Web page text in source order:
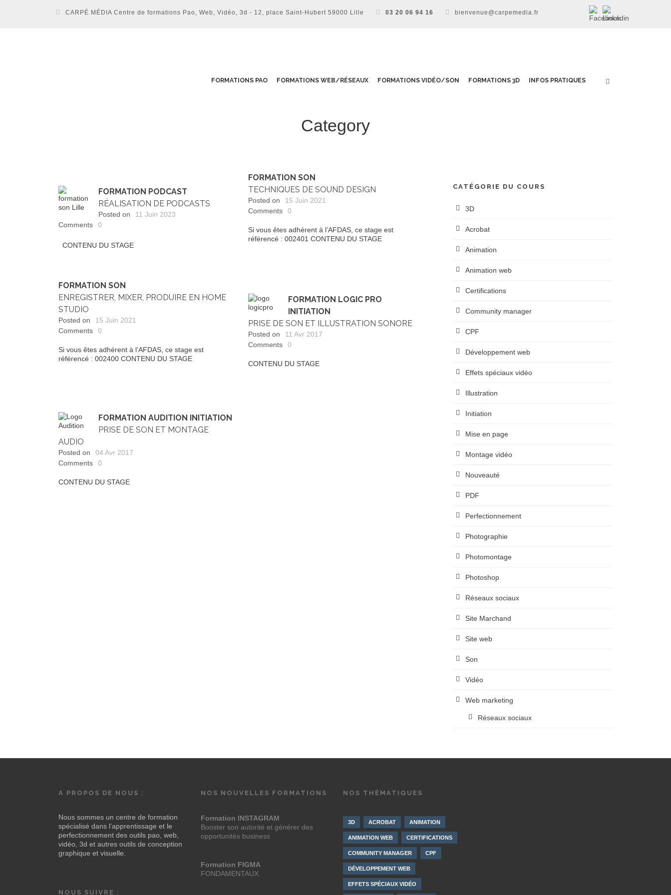
CARPÉ MÉDIA Centre de formations Pao, Web, Vidéo, 3d - 12, place Saint-Hubert 59000 Lille 03 20 06 94 16 bienvenue@carpemedia.fr
FORMATIONS PAO FORMATIONS WEB/RÉSEAUX FORMATIONS VIDÉO/SON FORMATIONS 3D INFOS PRATIQUES
Category
FORMATION PODCAST
RÉALISATION DE PODCASTS
Posted on
11 Juin 2023
Comments
0
CONTENU DU STAGE
FORMATION SON
TECHNIQUES DE SOUND DESIGN
Posted on
15 Juin 2021
Comments
0
Si vous êtes adhérent à l’AFDAS, ce stage est
référencé : 002401 CONTENU DU STAGE
FORMATION SON
ENREGISTRER, MIXER, PRODUIRE EN HOME
STUDIO
Posted on
15 Juin 2021
Comments
0
Si vous êtes adhérent à l’AFDAS, ce stage est
référencé : 002400 CONTENU DU STAGE
FORMATION LOGIC PRO
INITIATION
PRISE DE SON ET ILLUSTRATION SONORE
Posted on
11 Avr 2017
Comments
0
CONTENU DU STAGE
FORMATION AUDITION INITIATION
PRISE DE SON ET MONTAGE
AUDIO
Posted on
04 Avr 2017
Comments
0
CONTENU DU STAGE
CATÉGORIE DU COURS
3D
Acrobat
Animation
Animation web
Certifications
Community manager
CPF
Développement web
Effets spéciaux vidéo
Illustration
Initiation
Mise en page
Montage vidéo
Nouveauté
PDF
Perfectionnement
Photographie
Photomontage
Photoshop
Réseaux sociaux
Site Marchand
Site web
Son
Vidéo
Web marketing
Réseaux sociaux
A PROPOS DE NOUS :
Nous sommes un centre de formation
spécialisé dans l’apprentissage et le
perfectionnement des outils pao, web,
vidéo, 3d et autres outils de conception
graphique et visuelle.
NOUS SUIVRE :
NOS NOUVELLES FORMATIONS
Formation INSTAGRAM
Booster son autorité et générer des
opportunités business
Formation FIGMA
FONDAMENTAUX
NOS THÉMATIQUES
3D ACROBAT ANIMATION
ANIMATION WEB CERTIFICATIONS
COMMUNITY MANAGER CPF
DÉVELOPPEMENT WEB
EFFETS SPÉCIAUX VIDÉO